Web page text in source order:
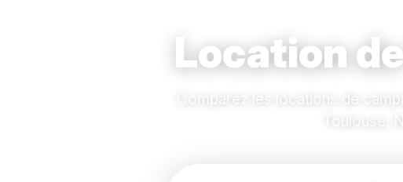
Location
Comparez les locations de
Toulouse,